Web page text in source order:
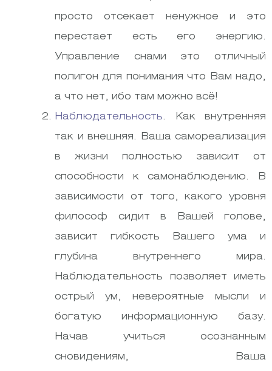
просто отсекает ненужное и это
перестает есть его энергию.
Управление снами это отличный
полигон для понимания что Вам надо,
а что нет, ибо там можно всё!
Наблюдательность . Как внутренняя
так и внешняя. Ваша самореализация
в жизни полностью зависит от
способности к самонаблюдению. В
зависимости от того, какого уровня
философ сидит в Вашей голове,
зависит гибкость Вашего ума и
глубина внутреннего мира.
Наблюдательность позволяет иметь
острый ум, невероятные мысли и
богатую информационную базу.
Начав учиться осознанным
сновидениям, Ваша